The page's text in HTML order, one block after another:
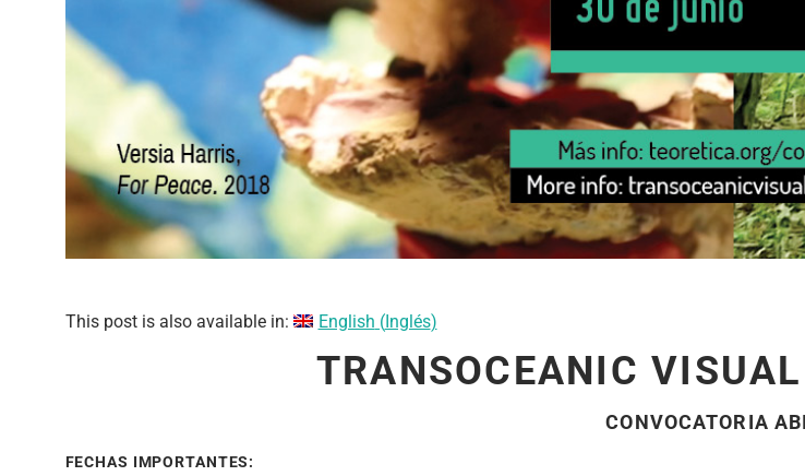
This post is also available in: English (Inglés)
TRANSOCEANIC
CONVOCATORIA
FECHAS IMPORTANTES: